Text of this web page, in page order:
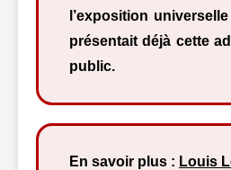
l’exposition
présentait déjà cette
public.
En savoir plus : Louis